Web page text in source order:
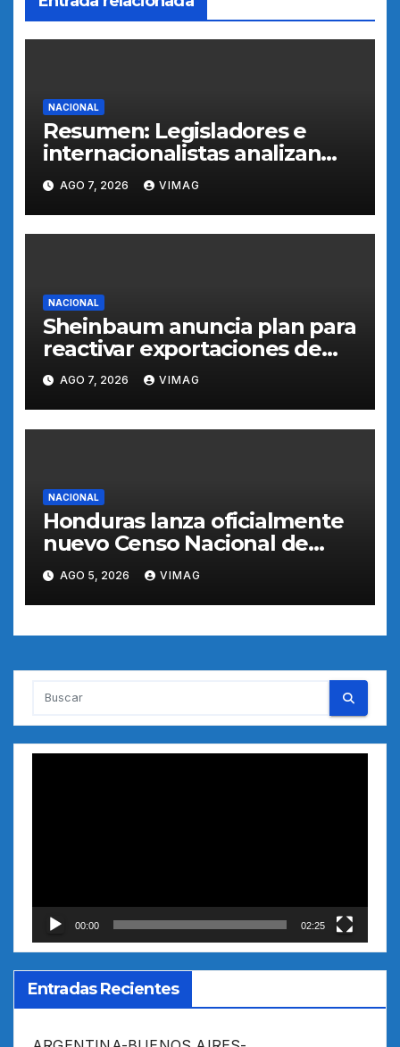
NACIONAL
Resumen: Legisladores e
internacionalistas analizan
desafíos de nuevo orden
internacional en México
AGO 7, 2026 VIMAG
NACIONAL
Sheinbaum anuncia plan para
reactivar exportaciones de
aguacate a EEUU tras
suspensión por motivos de
seguridad
AGO 7, 2026 VIMAG
NACIONAL
Honduras lanza oficialmente
nuevo Censo Nacional de
Población y Vivienda para
orientar políticas públicas
AGO 5, 2026 VIMAG
00:00 02:25
Entradas Recientes